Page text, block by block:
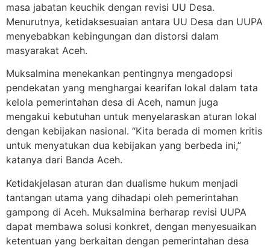
masa jabatan keuchik dengan revisi UU Desa.
Menurutnya, ketidaksesuaian antara UU Desa dan UUPA
menyebabkan kebingungan dan distorsi dalam
masyarakat Aceh.
Muksalmina menekankan pentingnya mengadopsi
pendekatan yang menghargai kearifan lokal dalam tata
kelola pemerintahan desa di Aceh, namun juga
mengakui kebutuhan untuk menyelaraskan aturan lokal
dengan kebijakan nasional. “Kita berada di momen kritis
untuk menyatukan dua kebijakan yang berbeda ini,”
katanya dari Banda Aceh.
Ketidakjelasan aturan dan dualisme hukum menjadi
tantangan utama yang dihadapi oleh pemerintahan
gampong di Aceh. Muksalmina berharap revisi UUPA
dapat membawa solusi konkret, dengan menyesuaikan
ketentuan yang berkaitan dengan pemerintahan desa